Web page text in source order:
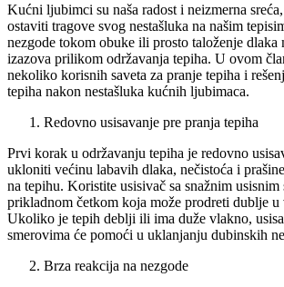
Kućni ljubimci su naša radost i neizmerna
ostaviti tragove svog nestašluka na našim
nezgode tokom obuke ili prosto taloženje dlaka
izazova prilikom održavanja tepiha. U ovom
nekoliko korisnih saveta za pranje tepiha i
tepiha nakon nestašluka kućnih ljubimaca.
Redovno usisavanje pre pranja tepiha
Prvi korak u održavanju tepiha je redovno
ukloniti većinu labavih dlaka, nečistoća i
na tepihu. Koristite usisivač sa snažnim usisnim
prikladnom četkom koja može prodreti dublje u
Ukoliko je tepih deblji ili ima duže vlakno,
smerovima će pomoći u uklanjanju dubinskih
Brza reakcija na nezgode